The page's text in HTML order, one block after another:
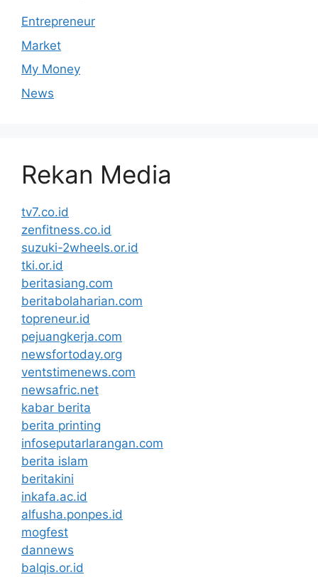
Entrepreneur
Market
My Money
News
Rekan Media
tv7.co.id
zenfitness.co.id
suzuki-2wheels.or.id
tki.or.id
beritasiang.com
beritabolaharian.com
topreneur.id
pejuangkerja.com
newsfortoday.org
ventstimenews.com
newsafric.net
kabar berita
berita printing
infoseputarlarangan.com
berita islam
beritakini
inkafa.ac.id
alfusha.ponpes.id
mogfest
dannews
balqis.or.id